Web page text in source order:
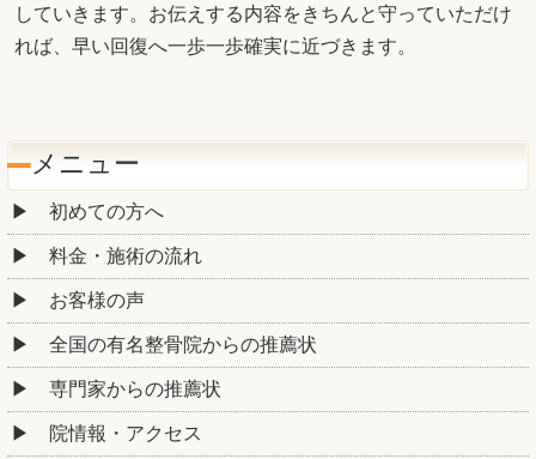
していきます。お伝えする内容をきちんと守っていただけ
れば、早い回復へ一歩一歩確実に近づきます。
メニュー
初めての方へ
料金・施術の流れ
お客様の声
全国の有名整骨院からの推薦状
専門家からの推薦状
院情報・アクセス